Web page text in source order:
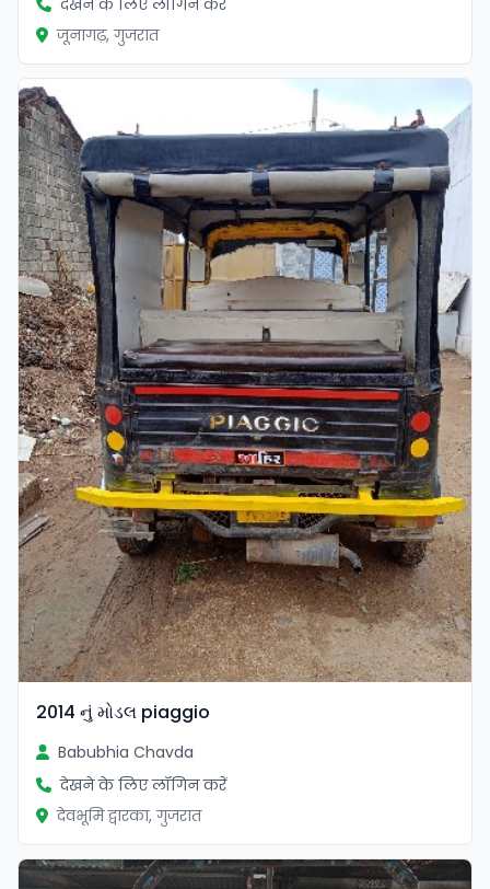
जूनागढ़, गुजरात
2014 નું મોડલ piaggio
Babubhia Chavda
देखने के लिए लॉगिन करें
देवभूमि द्वारका, गुजरात